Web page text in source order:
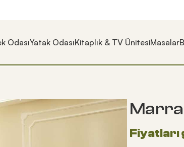
OdasıYatak OdasıKitaplık & TV ÜnitesiMasalar